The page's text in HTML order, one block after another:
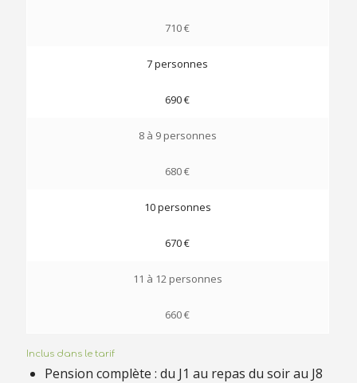
710 €
7 personnes
690 €
8 à 9 personnes
680 €
10 personnes
670 €
11 à 12 personnes
660 €
Inclus dans le tarif
Pension complète : du J1 au repas du soir au J8